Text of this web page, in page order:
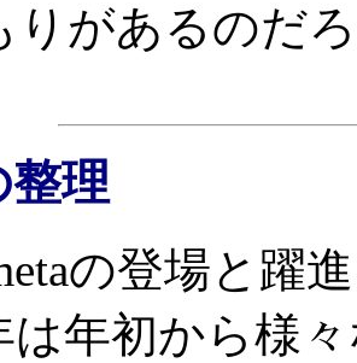
りがあるのだ
整理
の登場と躍
は年初から様